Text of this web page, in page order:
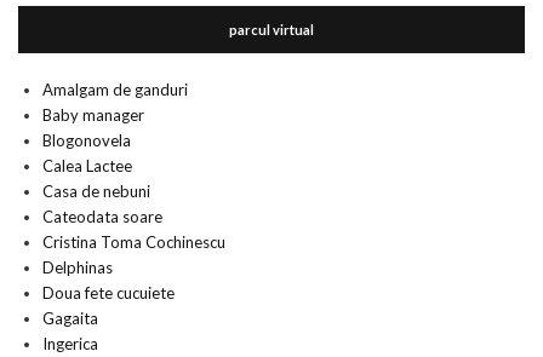
parcul virtual
Amalgam de ganduri
Baby manager
Blogonovela
Calea Lactee
Casa de nebuni
Cateodata soare
Cristina Toma Cochinescu
Delphinas
Doua fete cucuiete
Gagaita
Ingerica